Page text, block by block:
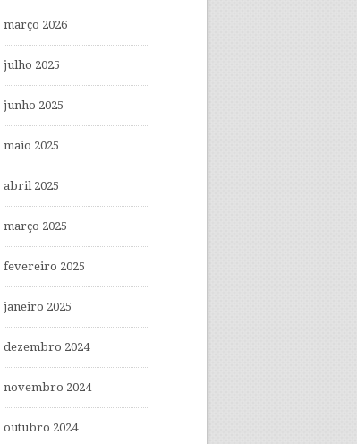
março 2026
julho 2025
junho 2025
maio 2025
abril 2025
março 2025
fevereiro 2025
janeiro 2025
dezembro 2024
novembro 2024
outubro 2024